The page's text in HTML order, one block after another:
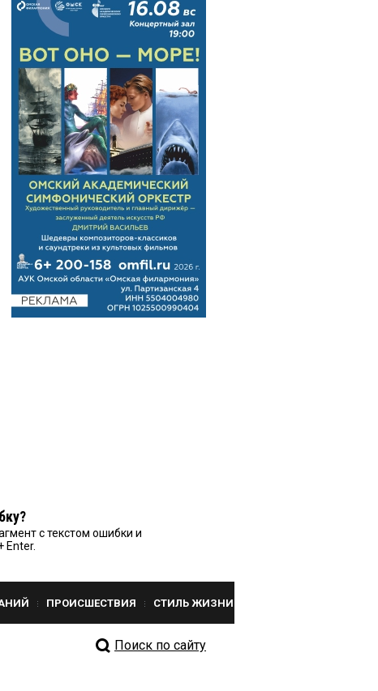
с текстом ошибки и
Enter.
ПРОИСШЕСТВИЯ СТИЛЬ ЖИЗНИ
Поиск по сайту